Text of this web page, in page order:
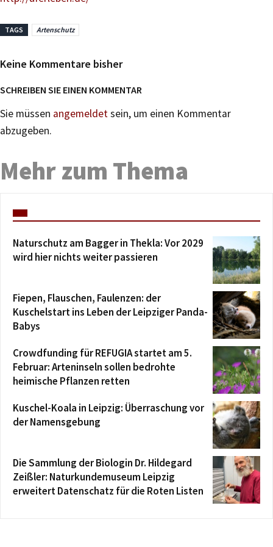
TAGS Artenschutz
Keine Kommentare bisher
SCHREIBEN SIE EINEN KOMMENTAR
Sie müssen angemeldetsein, um einen Kommentar
abzugeben.
Mehr zum Thema
Naturschutz am Bagger in Thekla: Vor 2029
wird hier nichts weiter passieren
Fiepen, Flauschen, Faulenzen: der
Kuschelstart ins Leben der Leipziger Panda-
Babys
Crowdfunding für REFUGIA startet am 5.
Februar: Arteninseln sollen bedrohte
heimische Pflanzen retten
Kuschel-Koala in Leipzig: Überraschung vor
der Namensgebung
Die Sammlung der Biologin Dr. Hildegard
Zeißler: Naturkundemuseum Leipzig
erweitert Datenschatz für die Roten Listen